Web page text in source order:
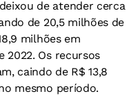
de atender cerca
de 20,5 milhões de
milhões em
2022. Os recursos
caindo de R$ 13,8
mesmo período.